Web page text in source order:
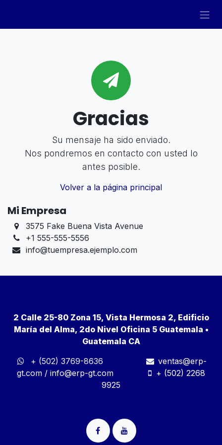
Gracias
Su mensaje ha sido enviado.
Nos pondremos en contacto con usted lo
antes posible.
Volver a la página principal
Mi Empresa
3575 Fake Buena Vista Avenue
+1 555-555-5556
info@tuempresa.ejemplo.com
2 Calle 25-80 Zona 15, Vista Hermosa 2, Edificio
María del Alma, 2do Nivel Oficina 5 Guatemala •
Guatemala CA
+ (502) 3769-8636
ventas@erp-
gt.com / info@erp-gt.com
+ (502) 2268
9925